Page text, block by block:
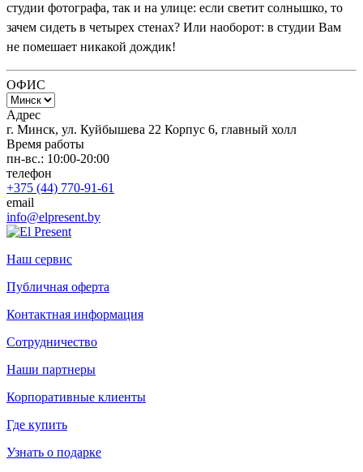
студии фотографа, так и на улице: если светит солнышко, то
зачем сидеть в четырех стенах? Или наоборот: в студии Вам
не помешает никакой дождик!
ОФИС
Адрес
г. Минск, ул. Куйбышева 22 Корпус 6, главный холл
Время работы
пн-вс.: 10:00-20:00
телефон
+375 (44) 770-91-61
email
info@elpresent.by
Наш сервис
Публичная оферта
Контактная информация
Сотрудничество
Наши партнеры
Корпоративные клиенты
Где купить
Узнать о подарке